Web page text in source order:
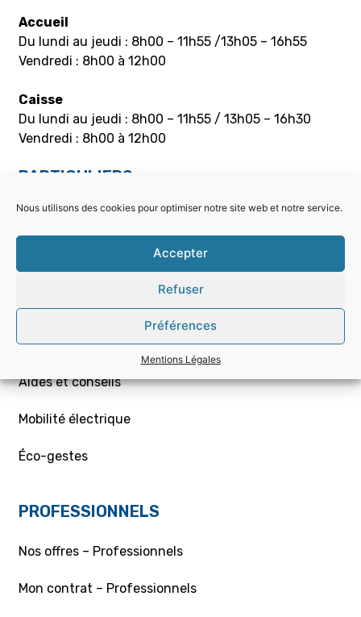
Nous utilisons des cookies pour optimiser notre site web et notre service.
Accepter
Refuser
Préférences
Mentions Légales
Accueil
Du lundi au jeudi : 8h00 – 11h55 /13h05 – 16h55
Vendredi : 8h00 à 12h00
Caisse
Du lundi au jeudi : 8h00 – 11h55 / 13h05 – 16h30
Vendredi : 8h00 à 12h00
PARTICULIERS
Choisir la bonne offre
Mon contrat – Particuliers
Souscription / résiliation
Demande de raccordement aux réseaux Gaz/Elec
ou branchement provisoire
Aides et conseils
Mobilité électrique
Éco-gestes
PROFESSIONNELS
Nos offres – Professionnels
Mon contrat – Professionnels